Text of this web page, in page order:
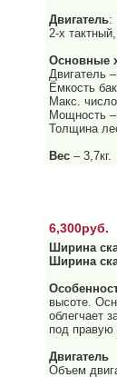
Двигатель:
2-х
Основные
Двигатель
Ёмкость
Макс.
Мощность
Толщина
Вес – 3,7кг.
6,300руб.
Ширина
Ширина
высоте.
облегчает
под правую
Двигатель
Объем